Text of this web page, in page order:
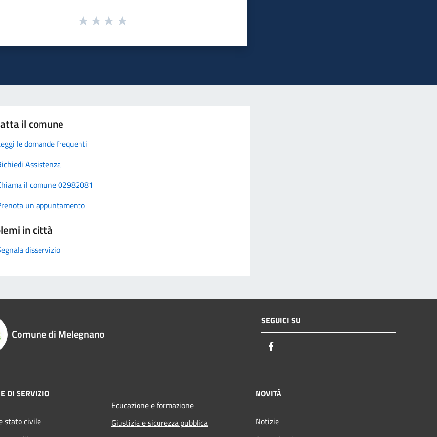
il comune
le domande frequenti
Assistenza
il comune 02982081
un appuntamento
in città
disservizio
Comune di Melegnano
SEGUICI SU
DI SERVIZIO
stato civile
Educazione e formazione
Giustizia e sicurezza pubblica
NOVITÀ
Notizie